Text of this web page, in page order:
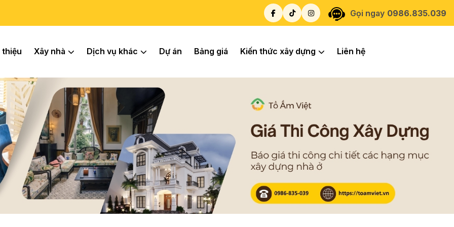
Gọi ngay 0986.835.039
thiệu Xây nhà Dịch vụ khác Dự án Bảng giá Kiến thức xây dựng Liên hệ